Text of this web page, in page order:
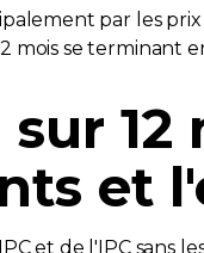
par les
mois se terminant
12
et